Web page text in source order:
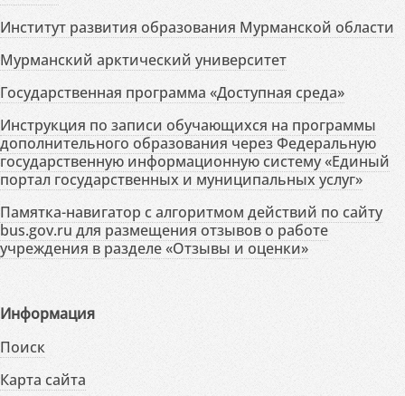
Институт развития образования Мурманской области
Мурманский арктический университет
Государственная программа «Доступная среда»
Инструкция по записи обучающихся на программы
дополнительного образования через Федеральную
государственную информационную систему «Единый
портал государственных и муниципальных услуг»
Памятка-навигатор с алгоритмом действий по сайту
bus.gov.ru для размещения отзывов о работе
учреждения в разделе «Отзывы и оценки»
Информация
Поиск
Карта сайта